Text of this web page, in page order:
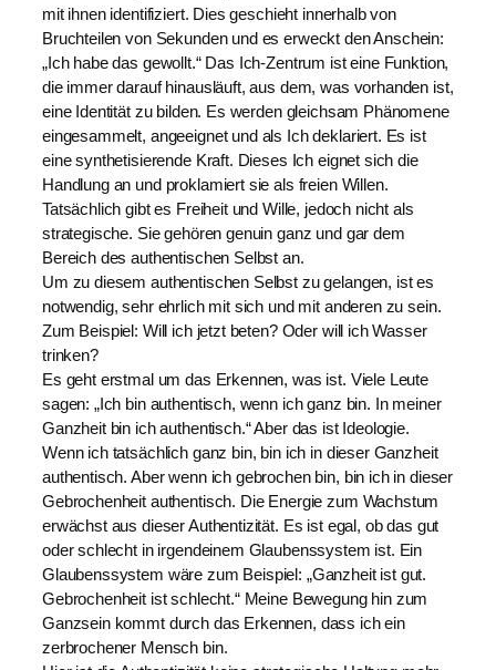
mit ihnen identifiziert. Dies geschieht innerhalb von
Bruchteilen von Sekunden und es erweckt den Anschein:
„Ich habe das gewollt.“ Das Ich-Zentrum ist eine Funktion,
die immer darauf hinausläuft, aus dem, was vorhanden ist,
eine Identität zu bilden. Es werden gleichsam Phänomene
eingesammelt, angeeignet und als Ich deklariert. Es ist
eine synthetisierende Kraft. Dieses Ich eignet sich die
Handlung an und proklamiert sie als freien Willen.
Tatsächlich gibt es Freiheit und Wille, jedoch nicht als
strategische. Sie gehören genuin ganz und gar dem
Bereich des authentischen Selbst an.
Um zu diesem authentischen Selbst zu gelangen, ist es
notwendig, sehr ehrlich mit sich und mit anderen zu sein.
Zum Beispiel: Will ich jetzt beten? Oder will ich Wasser
trinken?
Es geht erstmal um das Erkennen, was ist. Viele Leute
sagen: „Ich bin authentisch, wenn ich ganz bin. In meiner
Ganzheit bin ich authentisch.“ Aber das ist Ideologie.
Wenn ich tatsächlich ganz bin, bin ich in dieser Ganzheit
authentisch. Aber wenn ich gebrochen bin, bin ich in dieser
Gebrochenheit authentisch. Die Energie zum Wachstum
erwächst aus dieser Authentizität. Es ist egal, ob das gut
oder schlecht in irgendeinem Glaubenssystem ist. Ein
Glaubenssystem wäre zum Beispiel: „Ganzheit ist gut.
Gebrochenheit ist schlecht.“ Meine Bewegung hin zum
Ganzsein kommt durch das Erkennen, dass ich ein
zerbrochener Mensch bin.